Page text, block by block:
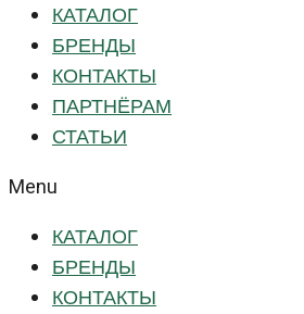
КАТАЛОГ
БРЕНДЫ
КОНТАКТЫ
ПАРТНЁРАМ
СТАТЬИ
Menu
КАТАЛОГ
БРЕНДЫ
КОНТАКТЫ